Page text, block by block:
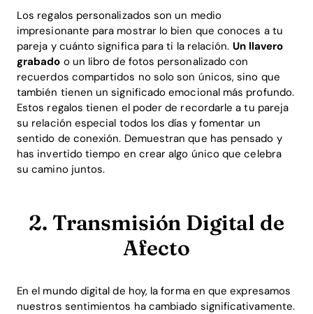
Los regalos personalizados son un medio
impresionante para mostrar lo bien que conoces a tu
pareja y cuánto significa para ti la relación. Un llavero
grabado o un libro de fotos personalizado con
recuerdos compartidos no solo son únicos, sino que
también tienen un significado emocional más profundo.
Estos regalos tienen el poder de recordarle a tu pareja
su relación especial todos los días y fomentar un
sentido de conexión. Demuestran que has pensado y
has invertido tiempo en crear algo único que celebra
su camino juntos.
2. Transmisión Digital de
Afecto
En el mundo digital de hoy, la forma en que expresamos
nuestros sentimientos ha cambiado significativamente.